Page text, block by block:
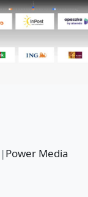
|Power Media